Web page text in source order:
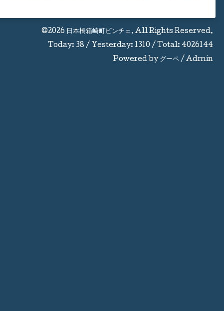
©2026 日本橋箱崎町ビンチェ . All Rights Reserved.
Today: 38 / Yesterday: 1310 / Total: 4026144
Powered by グーペ / Admin